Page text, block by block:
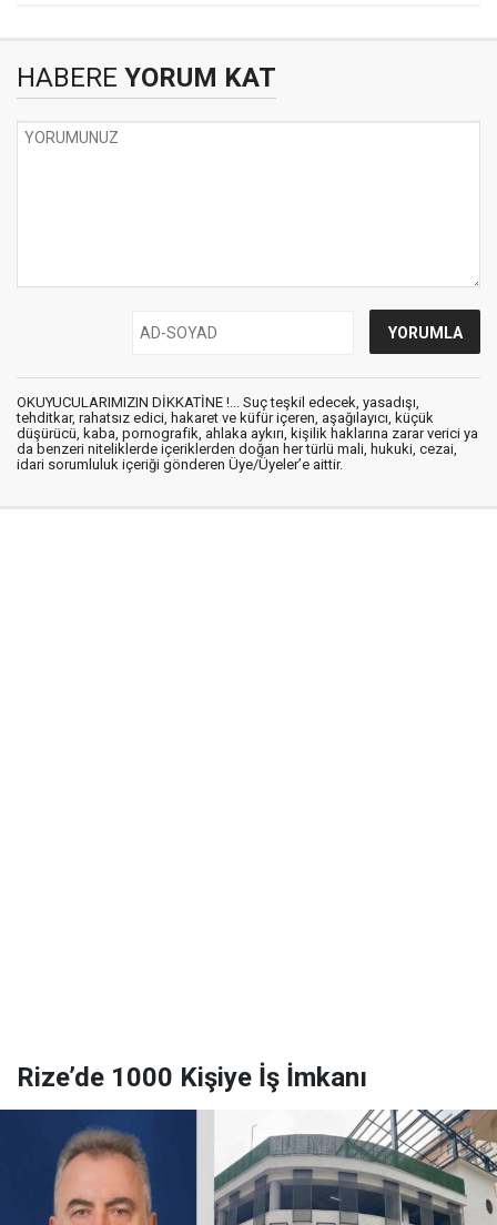
HABERE YORUM KAT
OKUYUCULARIMIZIN DİKKATİNE !... Suç teşkil edecek, yasadışı,
tehditkar, rahatsız edici, hakaret ve küfür içeren, aşağılayıcı, küçük
düşürücü, kaba, pornografik, ahlaka aykırı, kişilik haklarına zarar verici ya
da benzeri niteliklerde içeriklerden doğan her türlü mali, hukuki, cezai,
idari sorumluluk içeriği gönderen Üye/Üyeler’e aittir.
Rize’de 1000 Kişiye İş İmkanı